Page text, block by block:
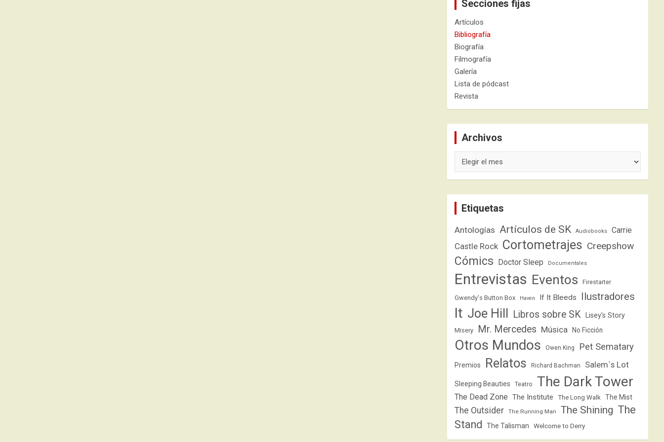
Secciones fijas
Artículos
Bibliografía
Biografía
Filmografía
Galería
Lista de pódcast
Revista
Archivos
Etiquetas
Antologías Artículos de SK Audiobooks Carrie
Castle Rock Cortometrajes Creepshow
Cómics Doctor Sleep Documentales
Entrevistas Eventos Firestarter
Gwendy's Button Box Haven If It Bleeds Ilustradores
It Joe Hill Libros sobre SK Lisey's Story
Misery Mr. Mercedes Música No Ficción
Otros Mundos Owen King Pet Sematary
Premios Relatos Richard Bachman Salem´s Lot
Sleeping Beauties Teatro The Dark Tower
The Dead Zone The Institute The Long Walk The Mist
The Outsider The Running Man The Shining The
Stand
The Talisman Welcome to Derry